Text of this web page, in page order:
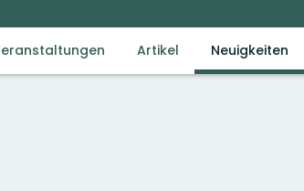
Artikel Neuigkeiten